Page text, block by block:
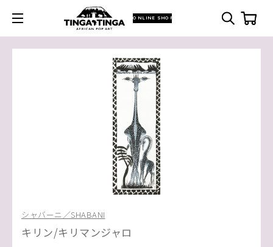
ONLINE SHOP
シャバーニ／SHABANI
キリン/キリマンジャロ